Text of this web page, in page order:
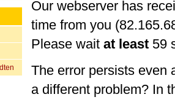
Our webserver has
time from you
Please wait at least 59
The error persists even
a different problem? In